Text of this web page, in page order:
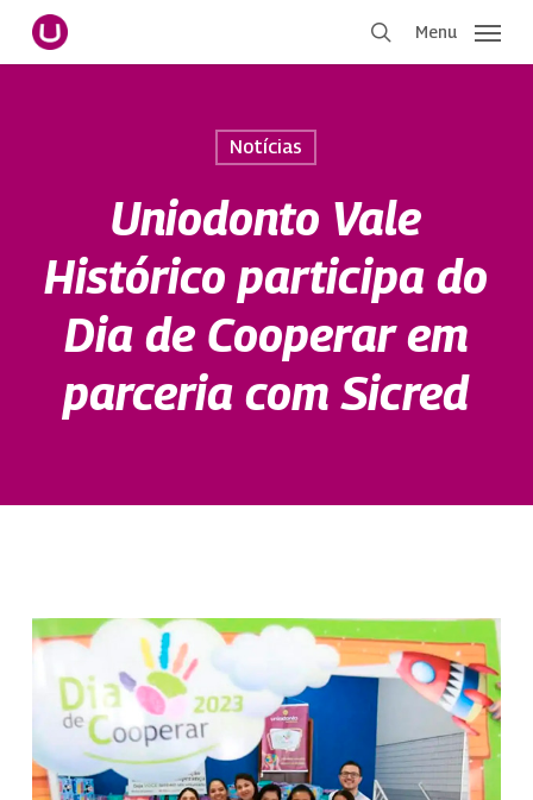
Pular
para
Menu
Notícias
Uniodonto Vale
Histórico participa do
Dia de Cooperar em
parceria com Sicred